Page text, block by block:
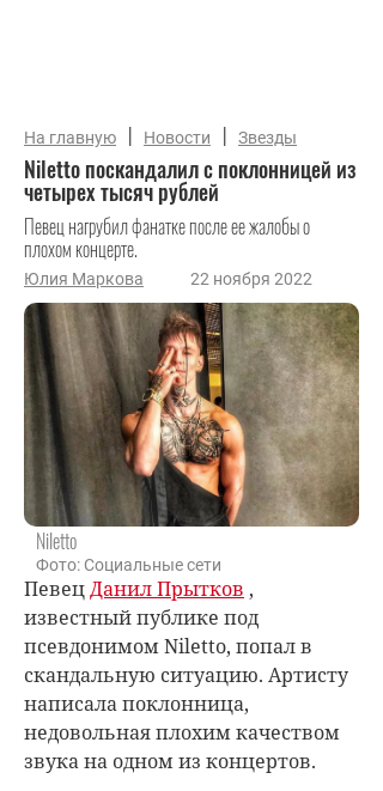
На главную | Новости | Звезды
Niletto поскандалил с поклонницей из
четырех тысяч рублей
Певец нагрубил фанатке после ее жалобы о
плохом концерте.
Юлия Маркова 22 ноября 2022
Niletto
Фото: Социальные сети
ПевецДанил Прытков ,
известный публике под
псевдонимом Niletto, попал в
скандальную ситуацию. Артисту
написала поклонница,
недовольная плохим качеством
звука на одном из концертов.